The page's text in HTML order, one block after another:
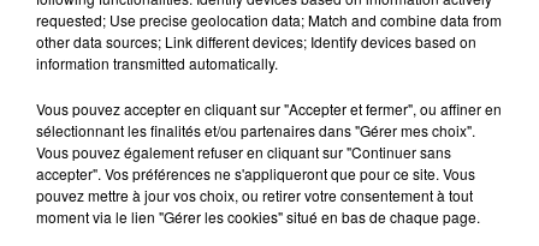
Un homme s'est immolé par le feu après avoir
aspergé sa compagne et leur bébé de trois mois
d'un liquide inflammable.
20 juillet 2026
requested; Use precise geolocation data; Match and combine data from
other data sources; Link different devices; Identify devices based on
information transmitted automatically.
Vous pouvez accepter en cliquant sur "Accepter et fermer", ou affiner en
sélectionnant les finalités et/ou partenaires dans "Gérer mes choix".
Vous pouvez également refuser en cliquant sur "Continuer sans
accepter". Vos préférences ne s'appliqueront que pour ce site. Vous
pouvez mettre à jour vos choix, ou retirer votre consentement à tout
moment via le lien "Gérer les cookies" situé en bas de chaque page.